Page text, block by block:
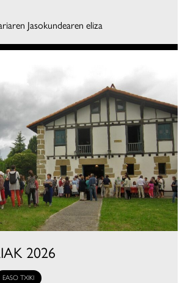
Jasokundearen eliza
2026
EASO TXIKI